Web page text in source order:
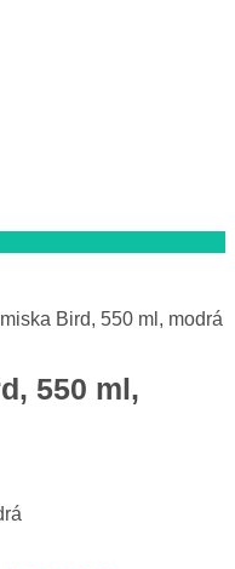
Bird, 550 ml, modrá
550 ml,